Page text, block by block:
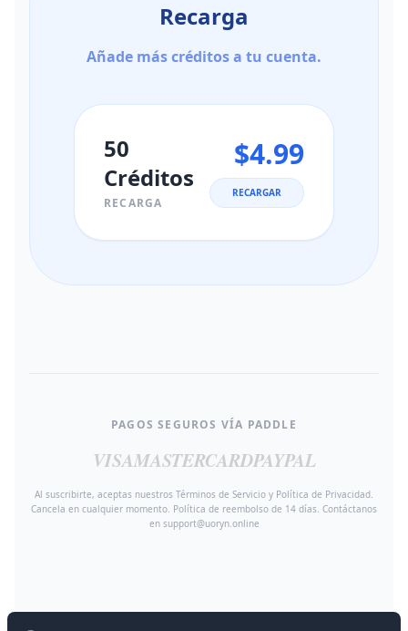
Recarga
Añade más créditos a tu cuenta.
50
Créditos
RECARGA
$4.99
RECARGAR
PAGOS SEGUROS VÍA PADDLE
VISAMASTERCARDPAYPAL
Al suscribirte, aceptas nuestros Términos de Servicio y Política de Privacidad.
Cancela en cualquier momento. Política de reembolso de 14 días. Contáctanos
en support@uoryn.online